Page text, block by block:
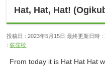
Hat, Hat, Hat!
投稿日 : 2023年5月15日 最終更新日時 :
:荻窪校
From today it is Hat Hat Hat